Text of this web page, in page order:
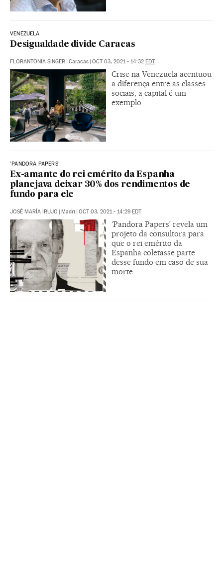
VENEZUELA
Desigualdade divide Caracas
FLORANTONIA SINGER | Caracas | OCT 03, 2021 - 14:32 EDT
Crise na Venezuela acentuou
a diferença entre as classes
sociais, a capital é um
exemplo
'PANDORA PAPERS'
Ex-amante do rei emérito da Espanha
planejava deixar 30% dos rendimentos de
fundo para ele
JOSÉ MARÍA IRUJO | Madri | OCT 03, 2021 - 14:29 EDT
‘Pandora Papers’ revela um
projeto da consultora para
que o rei emérito da
Espanha coletasse parte
desse fundo em caso de sua
morte